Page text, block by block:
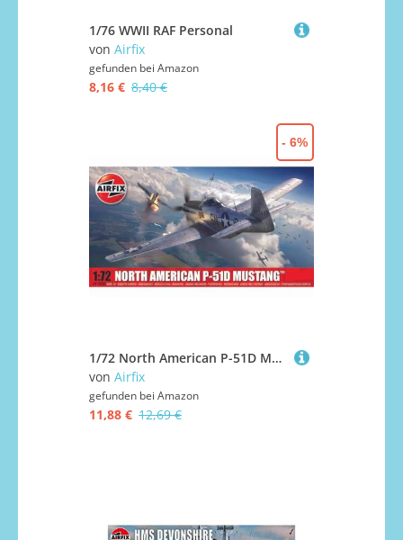
1/76 WWII RAF Personal
von Airfix
gefunden bei Amazon
8,16 € 8,40 €
1/72 North American P-51D Mustang
von Airfix
gefunden bei Amazon
11,88 € 12,69 €
- 6%